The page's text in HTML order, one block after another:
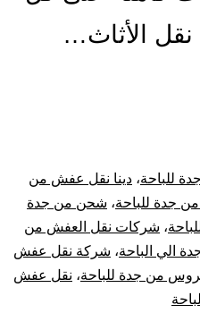
الأثاث…
للباحة، دينا نقل عفش من
جدة للباحة، شحن من جدة
، شركات نقل العفش من
الي الباحة، شركة نقل عفش
من جدة للباحة، نقل عفش